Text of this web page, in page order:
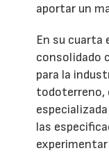
aportar un
En su cuarta
consolidado
para la
todoterreno,
las